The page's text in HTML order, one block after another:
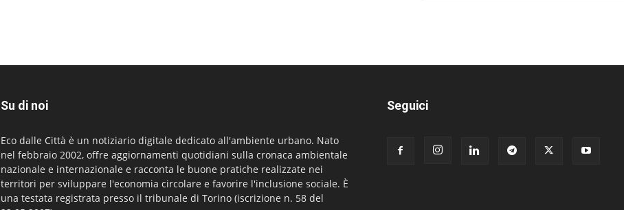
Su di noi
Eco dalle Città è un notiziario digitale dedicato all'ambiente urbano. Nato
nel febbraio 2002, offre aggiornamenti quotidiani sulla cronaca ambientale
nazionale e internazionale e racconta le buone pratiche realizzate nei
territori per sviluppare l'economia circolare e favorire l'inclusione sociale. È
una testata registrata presso il tribunale di Torino (iscrizione n. 58 del
Seguici